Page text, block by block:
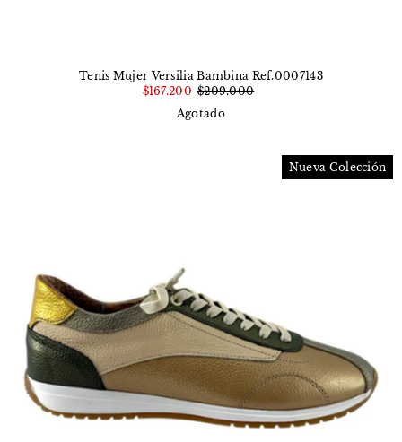
Tenis Mujer Versilia Bambina Ref.0007143
$167.200 $209.000
Agotado
Nueva Colección